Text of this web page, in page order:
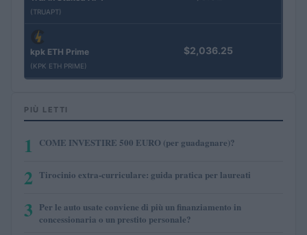
(TRUAPT)
kpk ETH Prime
(KPK ETH PRIME)
$2,036.25
PIÙ LETTI
1 COME INVESTIRE 500 EURO (per guadagnare)?
2 Tirocinio extra-curriculare: guida pratica per laureati
3 Per le auto usate conviene di più un finanziamento in
concessionaria o un prestito personale?